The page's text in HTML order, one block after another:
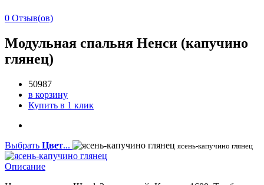
0 Отзыв(ов)
Модульная спальня Ненси (капучино
глянец)
50987
в корзину
Купить в 1 клик
Выбрать Цвет... ясень-капучино глянец
Описание